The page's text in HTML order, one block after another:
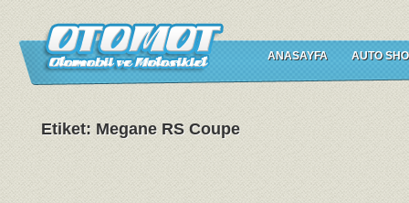
ANASAYFA AUTO
Etiket: Megane RS Coupe